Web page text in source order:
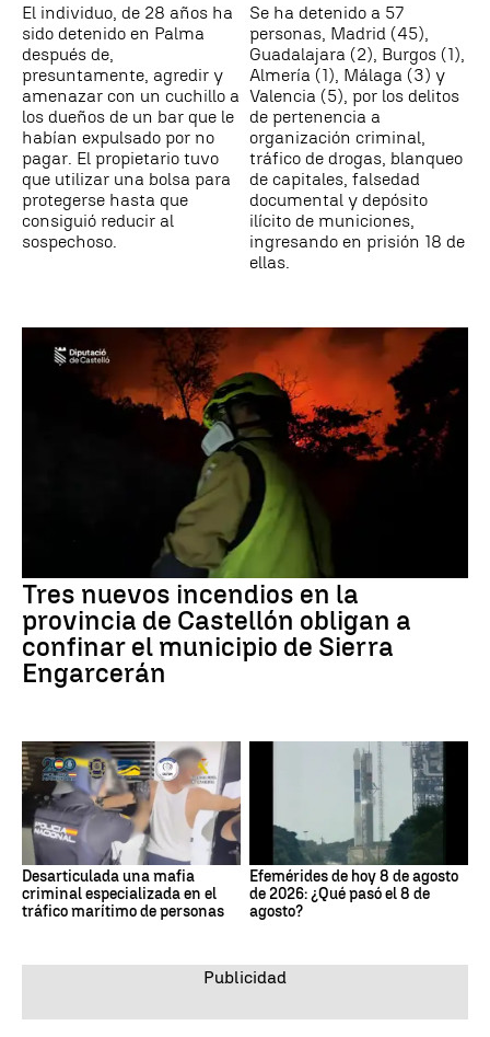
El individuo, de 28 años ha
sido detenido en Palma
después de,
presuntamente, agredir y
amenazar con un cuchillo a
los dueños de un bar que le
habían expulsado por no
pagar. El propietario tuvo
que utilizar una bolsa para
protegerse hasta que
consiguió reducir al
sospechoso.
Se ha detenido a 57
personas, Madrid (45),
Guadalajara (2), Burgos (1),
Almería (1), Málaga (3) y
Valencia (5), por los delitos
de pertenencia a
organización criminal,
tráfico de drogas, blanqueo
de capitales, falsedad
documental y depósito
ilícito de municiones,
ingresando en prisión 18 de
ellas.
Tres nuevos incendios en la
provincia de Castellón obligan a
confinar el municipio de Sierra
Engarcerán
Desarticulada una mafia
criminal especializada en el
tráfico marítimo de personas
Efemérides de hoy 8 de agosto
de 2026: ¿Qué pasó el 8 de
agosto?